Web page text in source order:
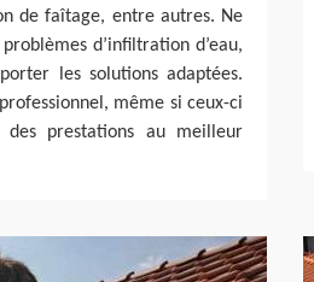
de faîtage, entre autres. Ne
d’infiltration d’eau,
les solutions adaptées.
même si ceux-ci
des prestations au meilleur